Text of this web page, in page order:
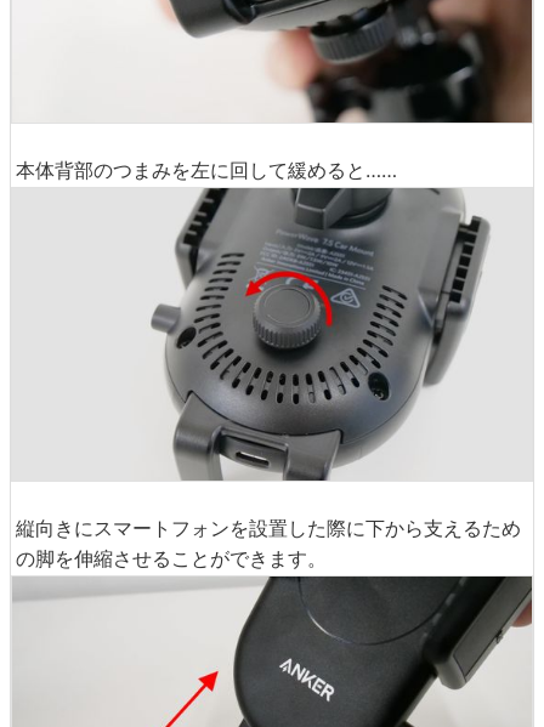
本体背部のつまみを左に回して緩めると……
縦向きにスマートフォンを設置した際に下から支えるため
の脚を伸縮させることができます。